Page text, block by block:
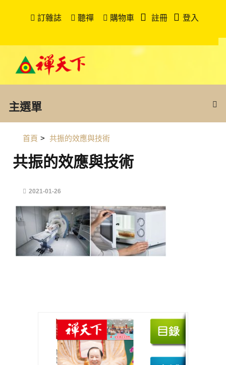
訂雜誌 聽禪 購物車 註冊 登入
主選單
首頁 > 共振的效應與技術
共振的效應與技術
2021-01-26